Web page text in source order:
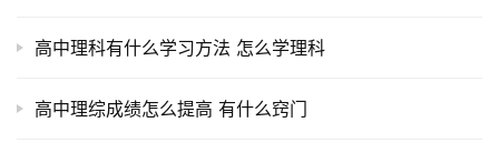
高中理科有什么学习方法 怎么学理科
高中理综成绩怎么提高 有什么窍门